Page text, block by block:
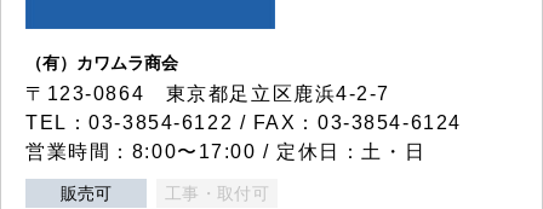
（有）カワムラ商会
〒123-0864 東京都足立区鹿浜4-2-7
TEL：03-3854-6122 / FAX：03-3854-6124
営業時間：8:00〜17:00 / 定休日：土・日
販売可 工事・取付可